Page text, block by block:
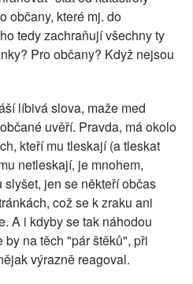
občany, které mj. do
tedy zachraňují všechny ty
Pro občany? Když nejsou
líbivá slova, maže med
uvěří. Pravda, má okolo
kteří mu tleskají (a tleskat
netleskají, je mnohem,
jen se někteří občas
což se k zraku ani
A i kdyby se tak náhodou
na těch "pár štěků", při
výrazně reagoval.